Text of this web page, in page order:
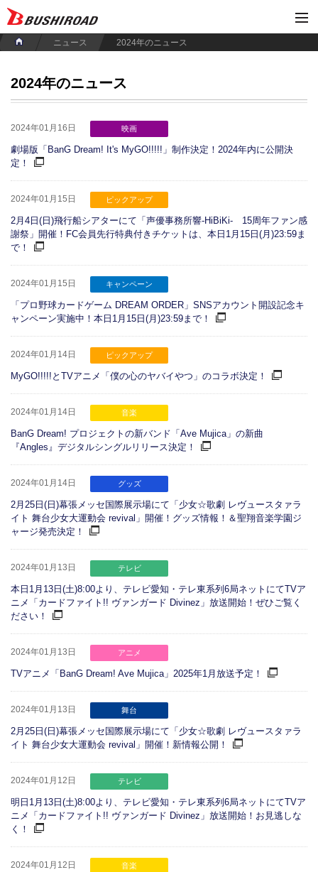
ニュース 2024年のニュース
2024年のニュース
2024年01月16日 映画
劇場版「BanG Dream! It's MyGO!!!!!」制作決定！2024年内に公開決
定！
2024年01月15日 ピックアップ
2月4日(日)飛行船シアターにて「声優事務所響-HiBiKi- 15周年ファン感
謝祭」開催！FC会員先行特典付きチケットは、本日1月15日(月)23:59ま
で！
2024年01月15日 キャンペーン
「プロ野球カードゲーム DREAM ORDER」SNSアカウント開設記念キ
ャンペーン実施中！本日1月15日(月)23:59まで！
2024年01月14日 ピックアップ
MyGO!!!!!とTVアニメ「僕の心のヤバイやつ」のコラボ決定！
2024年01月14日 音楽
BanG Dream! プロジェクトの新バンド「Ave Mujica」の新曲
『Angles』デジタルシングルリリース決定！
2024年01月14日 グッズ
2月25日(日)幕張メッセ国際展示場にて「少女☆歌劇 レヴュースタァラ
イト 舞台少女大運動会 revival」開催！グッズ情報！＆聖翔音楽学園ジ
ャージ発売決定！
2024年01月13日 テレビ
本日1月13日(土)8:00より、テレビ愛知・テレ東系列6局ネットにてTVア
ニメ「カードファイト!! ヴァンガード Divinez」放送開始！ぜひご覧く
ださい！
2024年01月13日 アニメ
TVアニメ「BanG Dream! Ave Mujica」2025年1月放送予定！
2024年01月13日 舞台
2月25日(日)幕張メッセ国際展示場にて「少女☆歌劇 レヴュースタァラ
イト 舞台少女大運動会 revival」開催！新情報公開！
2024年01月12日 テレビ
明日1月13日(土)8:00より、テレビ愛知・テレ東系列6局ネットにてTVア
ニメ「カードファイト!! ヴァンガード Divinez」放送開始！お見逃しな
く！
2024年01月12日 音楽